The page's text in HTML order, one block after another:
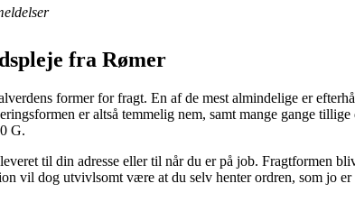
fra Rømer
former for fragt. En af de mest almindelige er
er altså temmelig nem, samt mange gange
G.
til din adresse eller til når du er på job. Fragtformen
vil dog utvivlsomt være at du selv henter ordren, som jo